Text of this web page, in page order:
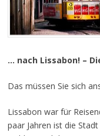
… nach Lissabon! –
Das müssen Sie sich
Lissabon war für
paar Jahren ist die